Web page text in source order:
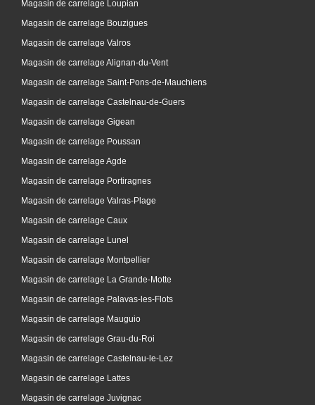
Magasin de carrelage Loupian
Magasin de carrelage Bouzigues
Magasin de carrelage Valros
Magasin de carrelage Alignan-du-Vent
Magasin de carrelage Saint-Pons-de-Mauchiens
Magasin de carrelage Castelnau-de-Guers
Magasin de carrelage Gigean
Magasin de carrelage Poussan
Magasin de carrelage Agde
Magasin de carrelage Portiragnes
Magasin de carrelage Valras-Plage
Magasin de carrelage Caux
Magasin de carrelage Lunel
Magasin de carrelage Montpellier
Magasin de carrelage La Grande-Motte
Magasin de carrelage Palavas-les-Flots
Magasin de carrelage Mauguio
Magasin de carrelage Grau-du-Roi
Magasin de carrelage Castelnau-le-Lez
Magasin de carrelage Lattes
Magasin de carrelage Juvignac